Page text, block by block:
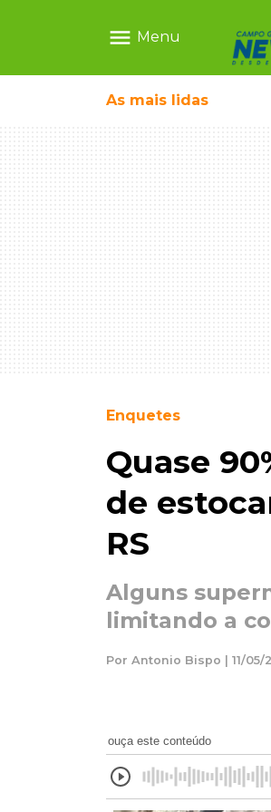
menu Menu
As mais lidas
crianças brasileiras
Enquetes
Quase
de
RS
Alguns
limitando a
Por Antonio Bispo | 11/05/
ouça este conteúdo